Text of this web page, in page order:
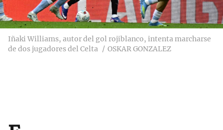
Iñaki Williams, autor del gol rojiblanco, intenta marcharse
de dos jugadores del Celta
OSKAR GONZALEZ